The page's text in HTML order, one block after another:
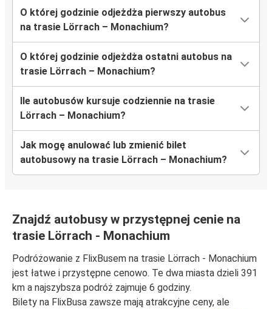
O której godzinie odjeżdża pierwszy autobus
na trasie Lörrach – Monachium?
O której godzinie odjeżdża ostatni autobus na
trasie Lörrach – Monachium?
Ile autobusów kursuje codziennie na trasie
Lörrach – Monachium?
Jak mogę anulować lub zmienić bilet
autobusowy na trasie Lörrach – Monachium?
Znajdź autobusy w przystępnej cenie na
trasie Lörrach - Monachium
Podróżowanie z FlixBusem na trasie Lörrach - Monachium
jest łatwe i przystępne cenowo. Te dwa miasta dzieli 391
km a najszybsza podróż zajmuje 6 godziny.
Bilety na FlixBusa zawsze mają atrakcyjne ceny, ale